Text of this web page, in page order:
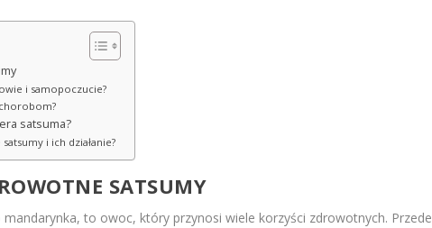
i samopoczucie?
satsuma?
i ich działanie?
SATSUMY
to owoc, który przynosi wiele korzyści zdrowotnych. Przede